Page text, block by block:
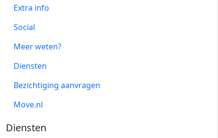
Extra info
Social
Meer weten?
Diensten
Bezichtiging aanvragen
Move.nl
Diensten